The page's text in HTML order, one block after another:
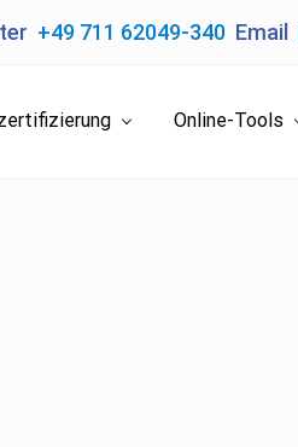
+49 711 62049-340 Email
Online-Tools